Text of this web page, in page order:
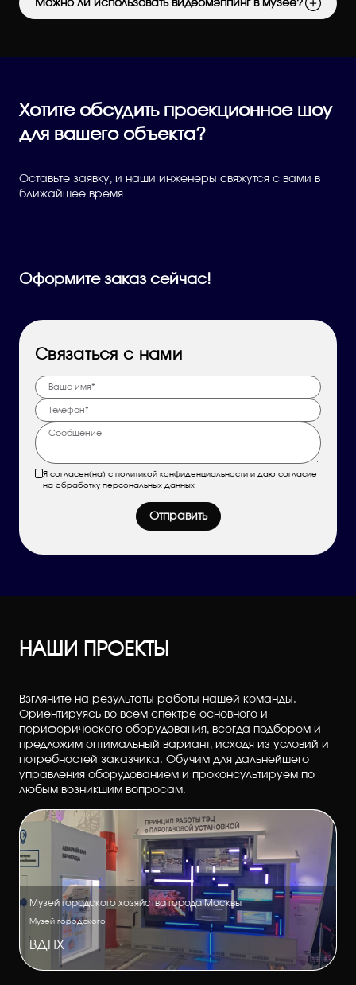
Можно ли использовать видеомэппинг в музее?
Хотите обсудить проекционное шоу
для вашего объекта?
Оставьте заявку, и наши инженеры свяжутся с вами в
ближайшее время
Оформите заказ сейчас!
Связаться с нами
Я согласен(на) с политикой конфиденциальности и даю согласие
на обработку персональных данных
Отправить
НАШИ ПРОЕКТЫ
Взгляните на результаты работы нашей команды.
Ориентируясь во всем спектре основного и
периферического оборудования, всегда подберем и
предложим оптимальный вариант, исходя из условий и
потребностей заказчика. Обучим для дальнейшего
управления оборудованием и проконсультируем по
любым возникшим вопросам.
Музей городского хозяйства города Москвы
Музей городского
ВДНХ